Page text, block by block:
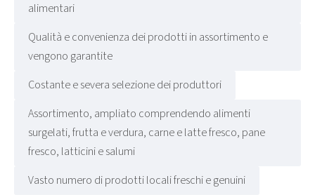
alimentari
Qualità e convenienza dei prodotti in assortimento e
vengono garantite
Costante e severa selezione dei produttori
Assortimento, ampliato comprendendo alimenti
surgelati, frutta e verdura, carne e latte fresco, pane
fresco, latticini e salumi
Vasto numero di prodotti locali freschi e genuini